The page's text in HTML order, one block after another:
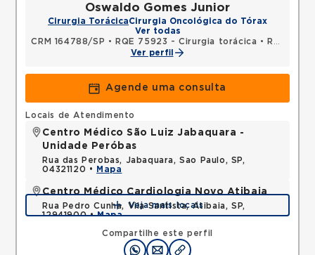
Oswaldo Gomes Junior
Cirurgia TorácicaCirurgia Oncológica do Tórax
Ver todas
CRM 164788/SP • RQE 75923 - Cirurgia torácica •
RQE 76358 - Cirurgia geral
Ver perfil
Agende uma consulta
Compartilhe este perfil
Locais de Atendimento
Centro Médico São Luiz Jabaquara -
Unidade Peróbas
Rua das Perobas, Jabaquara, Sao Paulo, SP,
04321120 •
Mapa
Centro Médico Cardiologia Novo Atibaia
Rua Pedro Cunha, Vila Santista, Atibaia, SP,
12941900 •Mapa
Veja mais locais